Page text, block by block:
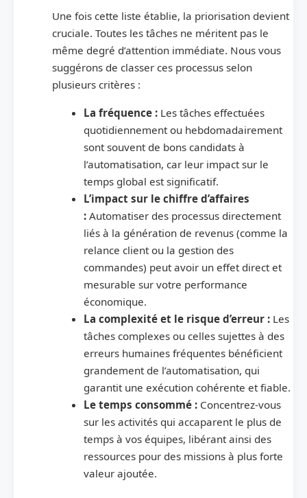
Une fois cette liste établie, la priorisation devient
cruciale. Toutes les tâches ne méritent pas le
même degré d’attention immédiate. Nous vous
suggérons de classer ces processus selon
plusieurs critères :
La fréquence :Les tâches effectuées
quotidiennement ou hebdomadairement
sont souvent de bons candidats à
l’automatisation, car leur impact sur le
temps global est significatif.
L’impact sur le chiffre d’affaires
:Automatiser des processus directement
liés à la génération de revenus (comme la
relance client ou la gestion des
commandes) peut avoir un effet direct et
mesurable sur votre performance
économique.
La complexité et le risque d’erreur :Les
tâches complexes ou celles sujettes à des
erreurs humaines fréquentes bénéficient
grandement de l’automatisation, qui
garantit une exécution cohérente et fiable.
Le temps consommé :Concentrez-vous
sur les activités qui accaparent le plus de
temps à vos équipes, libérant ainsi des
ressources pour des missions à plus forte
valeur ajoutée.